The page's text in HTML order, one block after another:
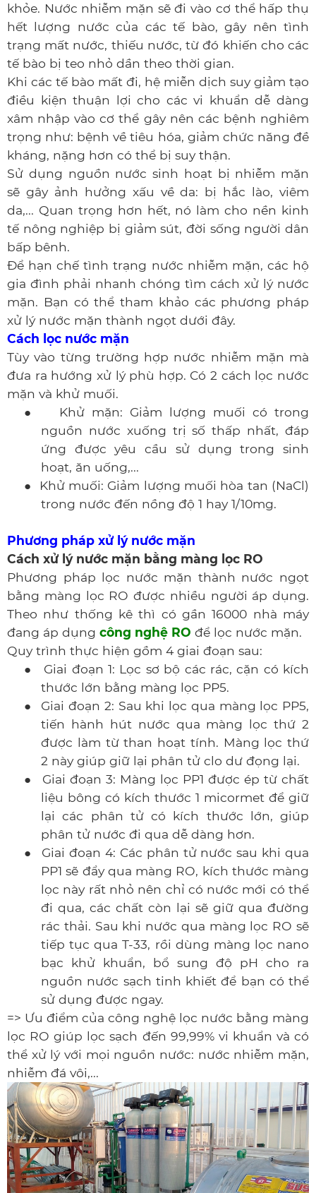
khỏe. Nước nhiễm mặn sẽ đi vào cơ thể hấp thụ
hết lượng nước của các tế bào, gây nên tình
trạng mất nước, thiếu nước, từ đó khiến cho các
tế bào bị teo nhỏ dần theo thời gian.
Khi các tế bào mất đi, hệ miễn dịch suy giảm tạo
điều kiện thuận lợi cho các vi khuẩn dễ dàng
xâm nhập vào cơ thể gây nên các bệnh nghiêm
trọng như: bệnh về tiêu hóa, giảm chức năng đề
kháng, nặng hơn có thể bị suy thận.
Sử dụng nguồn nước sinh hoạt bị nhiễm mặn
sẽ gây ảnh hưởng xấu về da: bị hắc lào, viêm
da,... Quan trọng hơn hết, nó làm cho nền kinh
tế nông nghiệp bị giảm sút, đời sống người dân
bấp bênh.
Để hạn chế tình trạng nước nhiễm mặn, các hộ
gia đình phải nhanh chóng tìm cách xử lý nước
mặn. Bạn có thể tham khảo các phương pháp
xử lý nước mặn thành ngọt dưới đây.
Cách lọc nước mặn
Tùy vào từng trường hợp nước nhiễm mặn mà
đưa ra hướng xử lý phù hợp. Có 2 cách lọc nước
mặn và khử muối.
●
Khử mặn: Giảm lượng muối có trong
nguồn nước xuống trị số thấp nhất, đáp
ứng được yêu cầu sử dụng trong sinh
hoạt, ăn uống,...
●
Khử muối: Giảm lượng muối hòa tan (NaCl)
trong nước đến nồng độ 1 hay 1/10mg.
Phương pháp xử lý nước mặn
Cách xử lý nước mặn bằng màng lọc RO
Phương pháp lọc nước mặn thành nước ngọt
bằng màng lọc RO được nhiều người áp dụng.
Theo như thống kê thì có gần 16000 nhà máy
đang áp dụng công nghệ RO để lọc nước mặn.
Quy trình thực hiện gồm 4 giai đoạn sau:
●
Giai đoạn 1: Lọc sơ bộ các rác, cặn có kích
thước lớn bằng màng lọc PP5.
●
Giai đoạn 2: Sau khi lọc qua màng lọc PP5,
tiến hành hút nước qua màng lọc thứ 2
được làm từ than hoạt tính. Màng lọc thứ
2 này giúp giữ lại phân tử clo dư đọng lại.
●
Giai đoạn 3: Màng lọc PP1 được ép từ chất
liệu bông có kích thước 1 micormet để giữ
lại các phân tử có kích thước lớn, giúp
phân tử nước đi qua dễ dàng hơn.
●
Giai đoạn 4: Các phân tử nước sau khi qua
PP1 sẽ đẩy qua màng RO, kích thước màng
lọc này rất nhỏ nên chỉ có nước mới có thể
đi qua, các chất còn lại sẽ giữ qua đường
rác thải. Sau khi nước qua màng lọc RO sẽ
tiếp tục qua T-33, rồi dùng màng lọc nano
bạc khử khuẩn, bổ sung độ pH cho ra
nguồn nước sạch tinh khiết để bạn có thể
sử dụng được ngay.
=> Ưu điểm của công nghệ lọc nước bằng màng
lọc RO giúp lọc sạch đến 99,99% vi khuẩn và có
thể xử lý với mọi nguồn nước: nước nhiễm mặn,
nhiễm đá vôi,...